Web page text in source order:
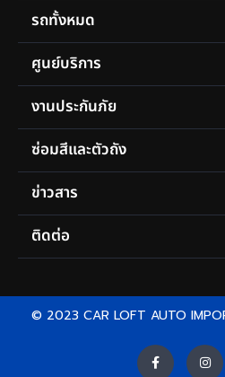
รถทั้งหมด
ศูนย์บริการ
งานประกันภัย
ซ่อมสีและตัวถัง
ข่าวสาร
ติดต่อ
© 2023 CAR LOFT AUTO